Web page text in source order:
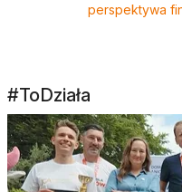
perspektywa
#ToDziała